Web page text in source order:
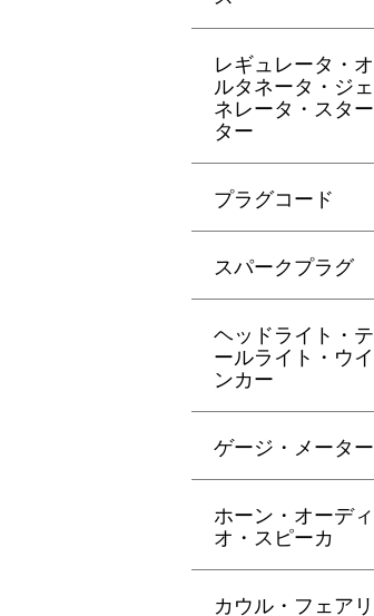
レギュレータ・オ
ルタネータ・ジェ
ネレータ・スター
ター
プラグコード
スパークプラグ
ヘッドライト・テ
ールライト・ウイ
ンカー
ゲージ・メーター
ホーン・オーディ
オ・スピーカ
カウル・フェアリ